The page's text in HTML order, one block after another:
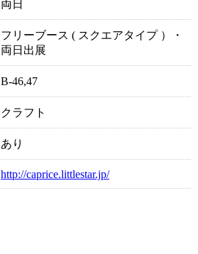
両日
フリーブース ( スクエアタイプ ）・
両日出展
B-46,47
クラフト
あり
http://caprice.littlestar.jp/